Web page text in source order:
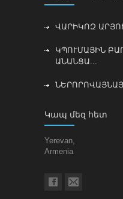
ՎԱՐԻԿՈԶ
ԿՊՈՒՄԱՅԻՆ
ԱՆԱՆՑԱ...
ՎԻՐԱԲՈՒԺԱԿ...
ԲԱՐԱԿ
ՈւՂԵՑՈՒՑԻ
ԿՈՆՍԵՆՍՈ...
Կապ մեզ հետ
Yerevan,
Armenia